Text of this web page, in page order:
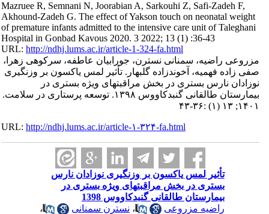
Mazruee R, Semnani N, Joorabian A, Sarkouhi Z, Safi-Zadeh F,
Akhound-Zadeh G. The effect of Yakson touch on neonatal weight
of premature infants admitted to the intensive care unit of Taleghani
Hospital in Gonbad Kavous 2020. 3 2022; 13 (1) :36-43
URL:http://ndhj.lums.ac.ir/article-1-324-fa.html
مزروعی راضیه، سمنانی نسترن، جورابیان عاطفه، سرکوهی زهرا،
صفی زاده فهمیه، آخوندزاده گلبهار. تأثیر لمس یاکسون بر وزن‎گیری
نوزادان نارس بستری در بخش مراقبت‎های ویژه بستری در
بیمارستان طالقانی گنبدکاووس ۱۳۹۸. توسعه پرستاری در سلامت.
۱۴۰۱; ۱۳ (۱) :۳۶-۴۳
URL:http://ndhj.lums.ac.ir/article-۱-۳۲۴-fa.html
تأثیر لمس یاکسون بر وزن‎گیری نوزادان نارس
بستری در بخش مراقبت‎های ویژه بستری در
بیمارستان طالقانی گنبدکاووس 1398
راضیه مزروعی
،نسترن سمنانی
،